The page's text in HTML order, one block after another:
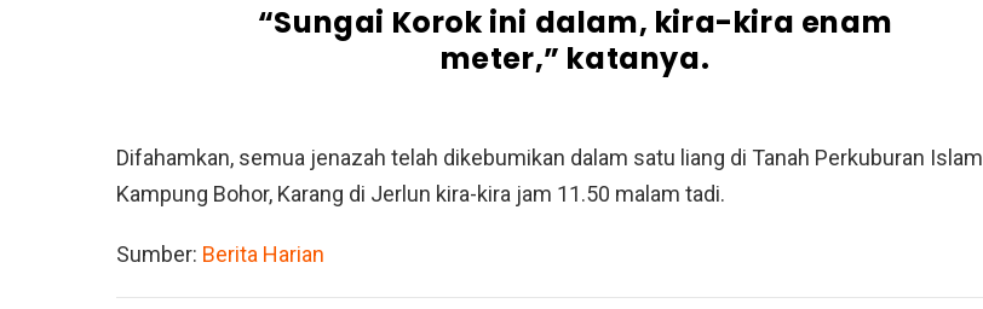
“Sungai Korok ini dalam, kira-kira enam
meter,” katanya.
Difahamkan, semua jenazah telah dikebumikan dalam satu liang di Tanah Perkuburan Islam
Kampung Bohor, Karang di Jerlun kira-kira jam 11.50 malam tadi.
Sumber: Berita Harian